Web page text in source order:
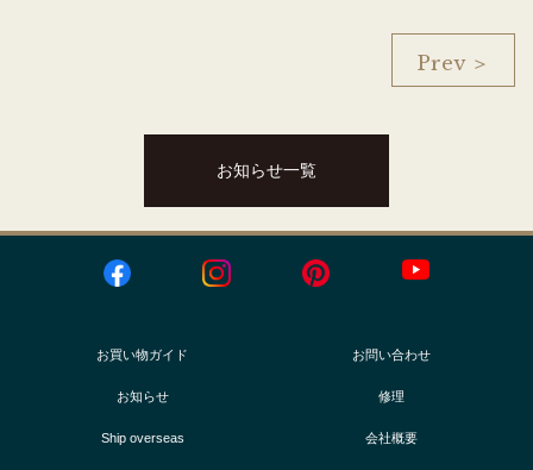
Prev ＞
お知らせ一覧
お買い物ガイド お問い合わせ
お知らせ 修理
Ship overseas 会社概要